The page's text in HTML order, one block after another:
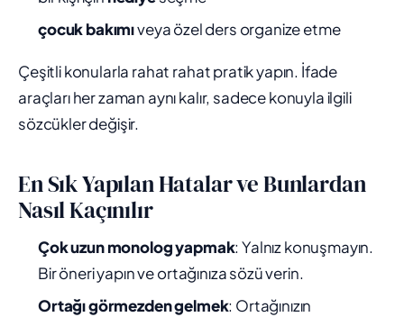
çocuk bakımıveya özel ders organize etme
Çeşitli konularla rahat rahat pratik yapın. İfade
araçları her zaman aynı kalır, sadece konuyla ilgili
sözcükler değişir.
En Sık Yapılan Hatalar ve Bunlardan
Nasıl Kaçınılır
Çok uzun monolog yapmak: Yalnız konuşmayın.
Bir öneri yapın ve ortağınıza sözü verin.
Ortağı görmezden gelmek: Ortağınızın